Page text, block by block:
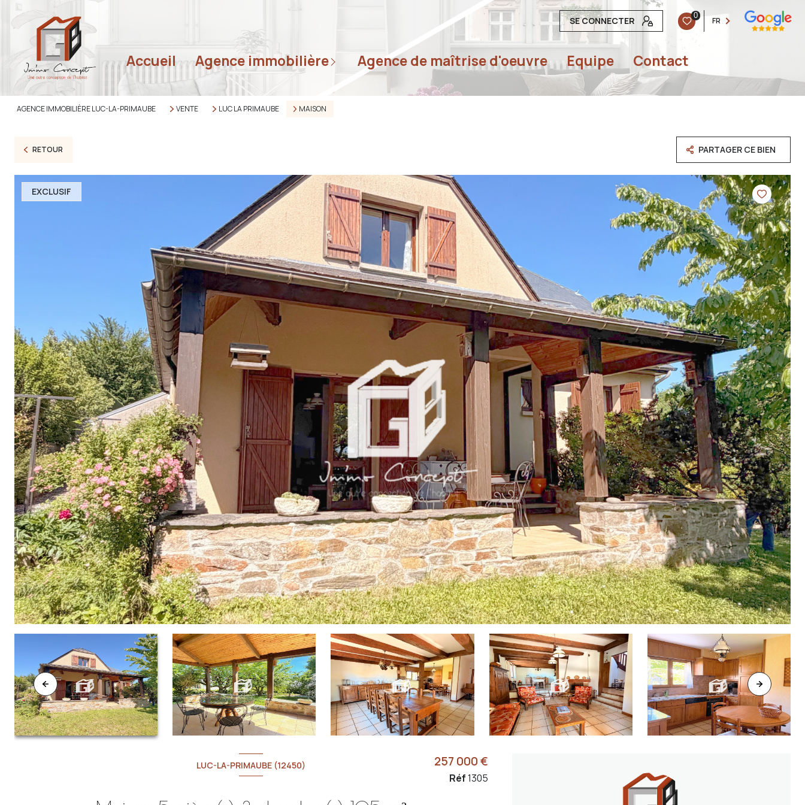
SE CONNECTER 0
FR
accueil Agence immobilière
Nos biens à la vente
Faire estimer son bien
agence de maîtrise d'oeuvre equipe contact
AGENCE IMMOBILIÈRE LUC-LA-PRIMAUBE VENTE LUC LA PRIMAUBE MAISON
RETOUR PARTAGER CE BIEN
EXCLUSIF
LUC-LA-PRIMAUBE (12450) 257 000 €
Réf1305